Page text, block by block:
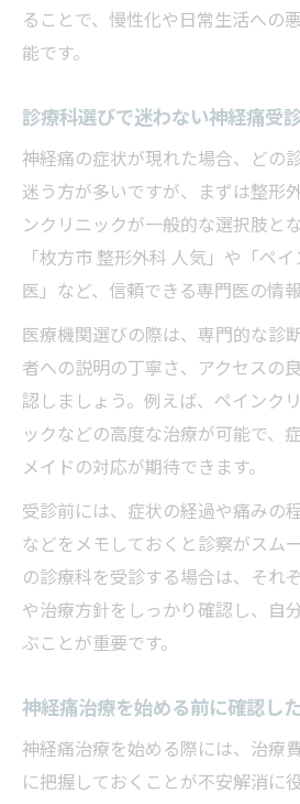
ることで、慢性化や日常生活への
能です。
診療科選びで迷わない神経痛受
神経痛の症状が現れた場合、どの
迷う方が多いですが、まずは整形
ンクリニックが一般的な選択肢と
「枚方市 整形外科 人気」や「ペ
医」など、信頼できる専門医の情
医療機関選びの際は、専門的な診
者への説明の丁寧さ、アクセスの
認しましょう。例えば、ペインク
ックなどの高度な治療が可能で、
メイドの対応が期待できます。
受診前には、症状の経過や痛みの
などをメモしておくと診察がスム
の診療科を受診する場合は、それ
や治療方針をしっかり確認し、自
ぶことが重要です。
神経痛治療を始める前に確認し
神経痛治療を始める際には、治療
に把握しておくことが不安解消に